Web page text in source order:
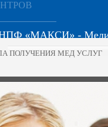
«МАКСИ» -
ПОЛУЧЕНИЯ МЕД УСЛУГ